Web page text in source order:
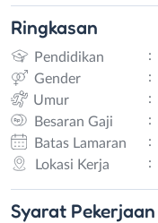
Ringkasan
Pendidikan :
Gender
:
Umur
:
Besaran Gaji
:
Batas Lamaran
:
Lokasi Kerja
:
Syarat Pekerjaan